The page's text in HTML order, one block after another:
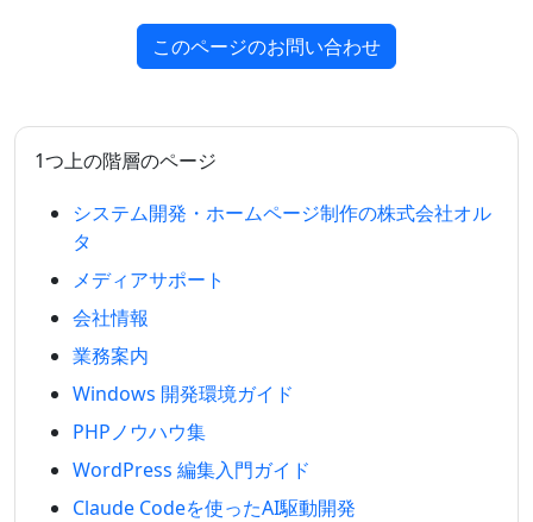
このページのお問い合わせ
1つ上の階層のページ
システム開発・ホームページ制作の株式会社オル
タ
メディアサポート
会社情報
業務案内
Windows 開発環境ガイド
PHPノウハウ集
WordPress 編集入門ガイド
Claude Codeを使ったAI駆動開発